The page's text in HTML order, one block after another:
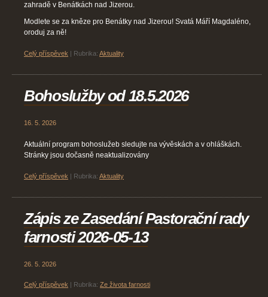
zahradě v Benátkách nad Jizerou.
Modlete se za kněze pro Benátky nad Jizerou! Svatá Máří Magdaléno,
oroduj za ně!
Celý příspěvek Rubrika: Aktuality
Bohoslužby od 18.5.2026
16. 5. 2026
Aktuální program bohoslužeb sledujte na vývěskách a v ohláškách.
Stránky jsou dočasně neaktualizovány
Celý příspěvek Rubrika: Aktuality
Zápis ze Zasedání Pastorační rady
farnosti 2026-05-13
26. 5. 2026
Celý příspěvek Rubrika: Ze života farnosti